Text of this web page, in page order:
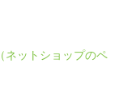
ネットショップのペ